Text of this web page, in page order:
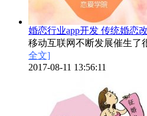
婚恋行业app开发 传统婚恋
移动互联网不断发展催生了
全文]
2017-08-11 13:56:11